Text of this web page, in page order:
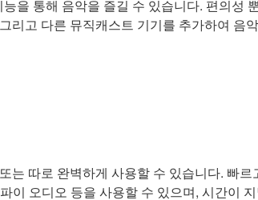
을 통해 음악을 즐길 수 있습니다. 편의성
고 다른 뮤직캐스트 기기를 추가하여 음
따로 완벽하게 사용할 수 있습니다. 빠르
오디오 등을 사용할 수 있으며, 시간이